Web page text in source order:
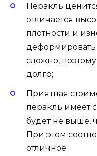
Перакль
отличается
плотности и
сложно,
долго;
Приятная
перакль имеет
будет не выше,
При этом
отличное;